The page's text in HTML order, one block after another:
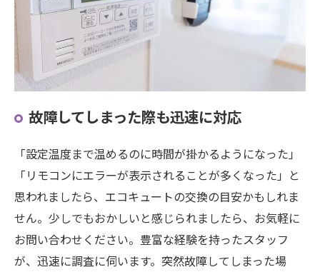
故障してしまった際も迅速に対応
「設定温度まで温めるのに時間が掛かるようになった」
「リモコンにエラーが表示されることが多くなった」と
思われましたら、エコキュートの交換の目安かもしれま
せん。少しでもおかしいと感じられましたら、お気軽に
お問い合わせください。豊富な経験を持ったスタッフ
が、迅速に調査に伺います。突然故障してしまった場